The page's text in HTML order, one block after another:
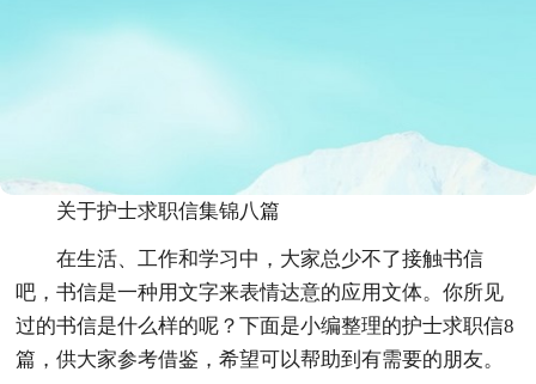
关于护士求职信集锦八篇
在生活、工作和学习中，大家总少不了接触书信
吧，书信是一种用文字来表情达意的应用文体。你所见
过的书信是什么样的呢？下面是小编整理的护士求职信8
篇，供大家参考借鉴，希望可以帮助到有需要的朋友。